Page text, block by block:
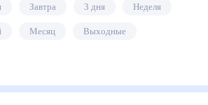
Завтра 3 дня Неделя
Месяц Выходные